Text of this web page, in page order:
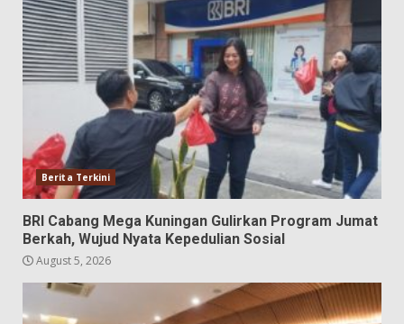
Berita Terkini
BRI Cabang Mega Kuningan Gulirkan Program Jumat
Berkah, Wujud Nyata Kepedulian Sosial
August 5, 2026